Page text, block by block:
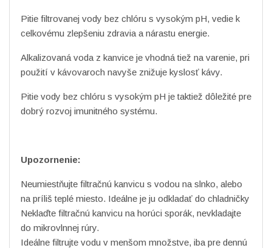
Pitie filtrovanej vody bez chlóru s vysokým pH, vedie k
celkovému zlepšeniu zdravia a nárastu energie.
Alkalizovaná voda z kanvice je vhodná tiež na varenie, pri
použití v kávovaroch navyše znižuje kyslosť kávy.
Pitie vody bez chlóru s vysokým pH je taktiež dôležité pre
dobrý rozvoj imunitného systému.
Upozornenie:
Neumiestňujte filtračnú kanvicu s vodou na slnko, alebo
na príliš teplé miesto. Ideálne je ju odkladať do chladničky
Neklaďte filtračnú kanvicu na horúci sporák, nevkladajte
do mikrovlnnej rúry.
Ideálne filtrujte vodu v menšom množstve, iba pre dennú